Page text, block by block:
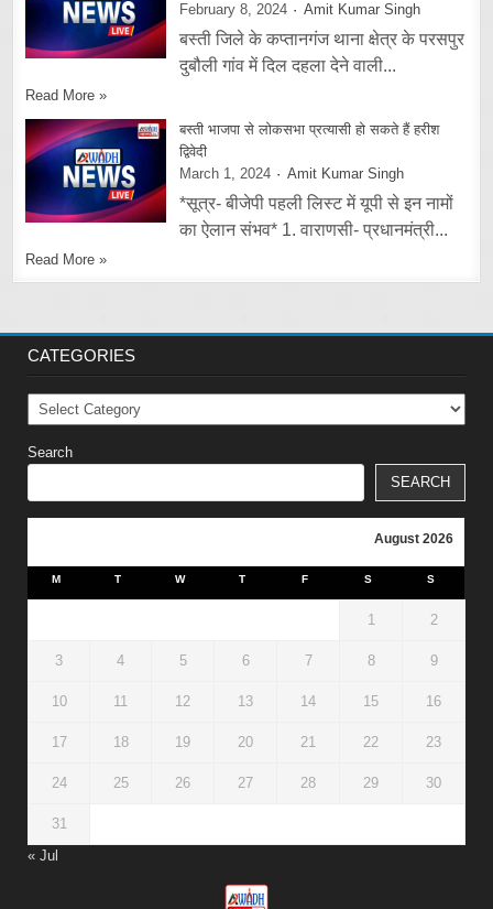
February 8, 2024
Amit Kumar Singh
बस्ती जिले के कप्तानगंज थाना क्षेत्र के परसपुर
दुबौली गांव में दिल दहला देने वाली...
Read More »
बस्ती भाजपा से लोकसभा प्रत्यासी हो सकते हैं हरीश
द्विवेदी
March 1, 2024
Amit Kumar Singh
*सूत्र- बीजेपी पहली लिस्ट में यूपी से इन नामों
का ऐलान संभव* 1. वाराणसी- प्रधानमंत्री...
Read More »
CATEGORIES
Categories
Search
SEARCH
August 2026
M T W T F S S
1 2
3 4 5 6 7 8 9
10 11 12 13 14 15 16
17 18 19 20 21 22 23
24 25 26 27 28 29 30
31
« Jul